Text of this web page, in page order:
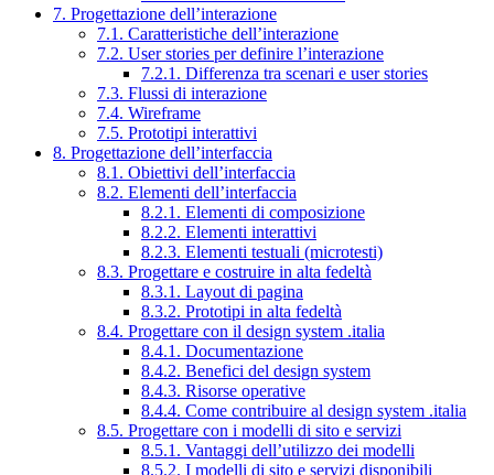
7. Progettazione dell’interazione
7.1. Caratteristiche dell’interazione
7.2. User stories per definire l’interazione
7.2.1. Differenza tra scenari e user stories
7.3. Flussi di interazione
7.4. Wireframe
7.5. Prototipi interattivi
8. Progettazione dell’interfaccia
8.1. Obiettivi dell’interfaccia
8.2. Elementi dell’interfaccia
8.2.1. Elementi di composizione
8.2.2. Elementi interattivi
8.2.3. Elementi testuali (microtesti)
8.3. Progettare e costruire in alta fedeltà
8.3.1. Layout di pagina
8.3.2. Prototipi in alta fedeltà
8.4. Progettare con il design system .italia
8.4.1. Documentazione
8.4.2. Benefici del design system
8.4.3. Risorse operative
8.4.4. Come contribuire al design system .italia
8.5. Progettare con i modelli di sito e servizi
8.5.1. Vantaggi dell’utilizzo dei modelli
8.5.2. I modelli di sito e servizi disponibili